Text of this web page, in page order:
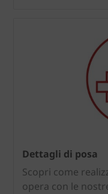
Dettagli di posa
Scopri come
opera con le